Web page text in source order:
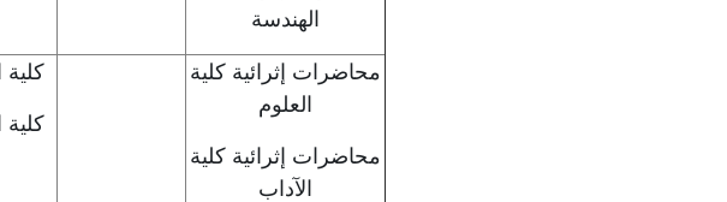
الهندسة
محاضرات إثرائية كلية
العلوم
محاضرات إثرائية كلية
الآداب
كلية
كلية